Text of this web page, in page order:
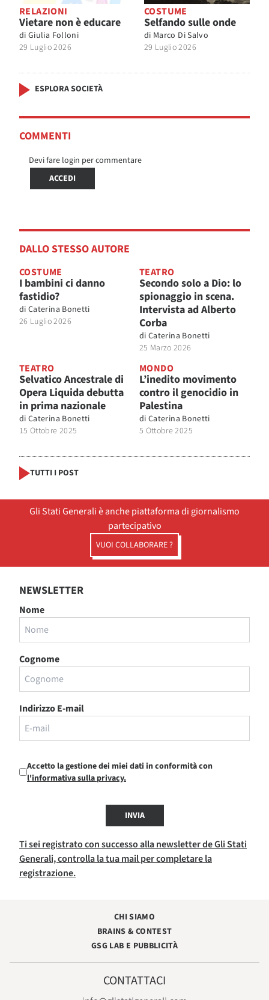
RELAZIONI
Vietare non è educare
di Giulia Folloni
29 Luglio 2026
COSTUME
Selfando sulle onde
di Marco Di Salvo
29 Luglio 2026
ESPLORA SOCIETÀ
COMMENTI
Devi fare login per commentare
ACCEDI
DALLO STESSO AUTORE
COSTUME
I bambini ci danno
fastidio?
di Caterina Bonetti
26 Luglio 2026
TEATRO
Secondo solo a Dio: lo
spionaggio in scena.
Intervista ad Alberto
Corba
di Caterina Bonetti
25 Marzo 2026
TEATRO
Selvatico Ancestrale di
Opera Liquida debutta
in prima nazionale
di Caterina Bonetti
15 Ottobre 2025
MONDO
L’inedito movimento
contro il genocidio in
Palestina
di Caterina Bonetti
5 Ottobre 2025
TUTTI I POST
Gli Stati Generali è anche piattaforma di giornalismo
partecipativo
VUOI COLLABORARE ?
NEWSLETTER
Nome
Cognome
Indirizzo E-mail
Accetto la gestione dei miei dati in conformità con
l'informativa sulla privacy.
INVIA
Ti sei registrato con successo alla newsletter de Gli Stati
Generali, controlla la tua mail per completare la
registrazione.
CHI SIAMO
BRAINS & CONTEST
GSG LAB E PUBBLICITÀ
CONTATTACI